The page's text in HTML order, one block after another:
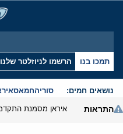
תמכו בנו הרשמו לניוזלטר שלנו
נושאים חמים: סוריהחמאס
התראות